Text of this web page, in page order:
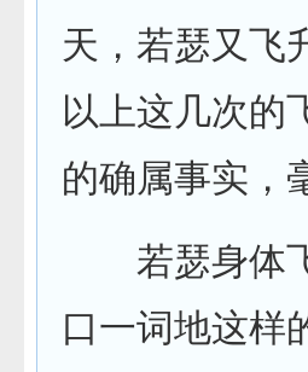
天，若瑟又飞
以上这几次的
的确属事实，
若瑟身体飞
口一词地这样